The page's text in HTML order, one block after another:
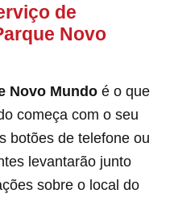
de
Novo
Novo Mundo é o que
começa com o seu
botões de telefone ou
levantarão junto
sobre o local do